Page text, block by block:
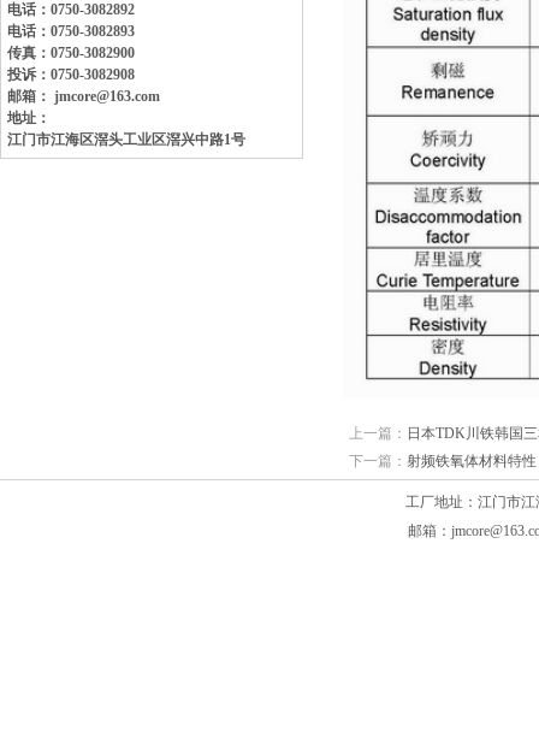
电话：0750-3082892
电话：0750-3082893
传真：0750-3082900
投诉：0750-3082908
邮箱： jmcore@163.com
地址：
江门市江海区滘头工业区滘兴中路1号
上一篇： 日本TDK川铁韩国
下一篇： 射频铁氧体材料特
工厂地址：江门市江
邮箱：